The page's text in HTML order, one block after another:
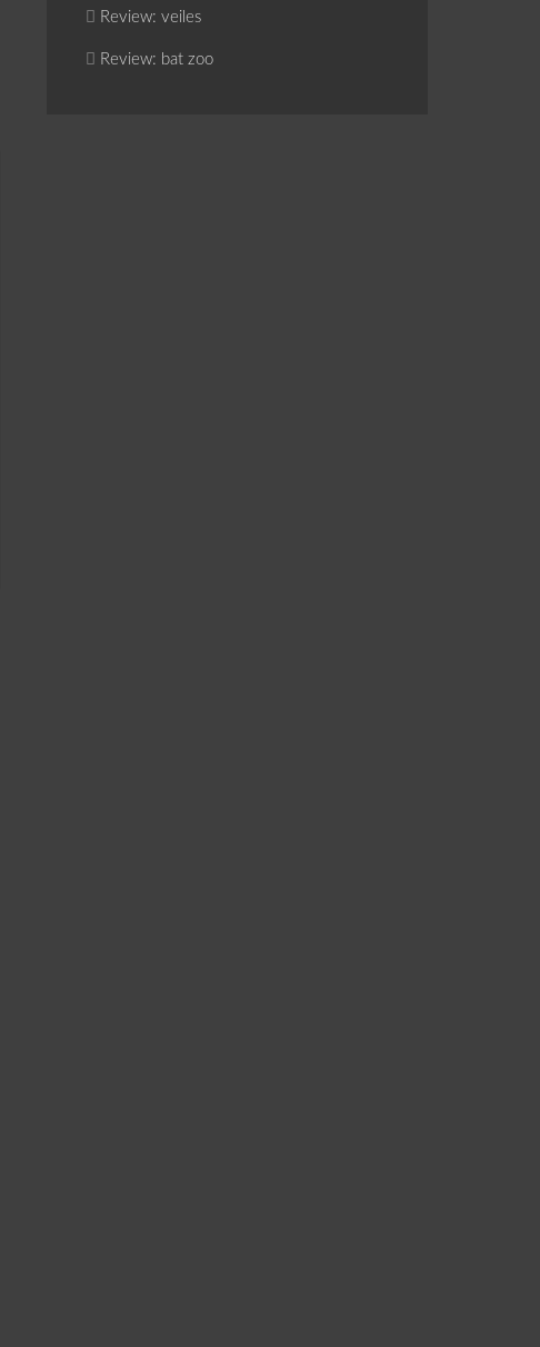
Review: veiles
Review: bat zoo